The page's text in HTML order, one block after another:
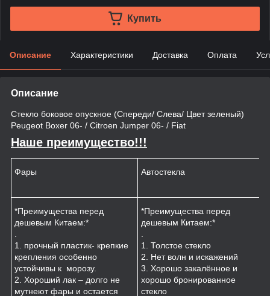
Купить
Описание Характеристики Доставка Оплата
Описание
Стекло боковое опускное (Спереди/ Слева/ Цвет зеленый)
Peugeot Boxer 06- / Citroen Jumper 06- / Fiat
Наше преимущество!!!
Фары Автостекла
*Преимущества перед
дешевым Китаем:*
.
1. прочный пластик- крепкие
крепления особенно
устойчивы к морозу.
2. Хороший лак – долго не
мутнеют фары и остается
*Преимущества перед
дешевым Китаем:*
.
1. Толстое стекло
2. Нет волн и искажений
3. Хорошо закалённое и
хорошо бронированное
стекло